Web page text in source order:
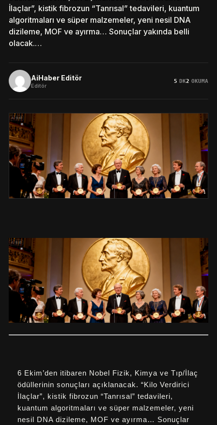
İlaçlar”, kistik fibrozun “Tanrısal” tedavileri, kuantum
algoritmaları ve süper malzemeler, yeni nesil DNA
dizileme, MOF ve ayırma… Sonuçlar yakında belli
olacak.…
AiHaber Editör
Editör
5 DK2 OKUMA
6 Ekim’den itibaren Nobel Fizik, Kimya ve Tıp/İlaç
ödüllerinin sonuçları açıklanacak. “Kilo Verdirici
İlaçlar”, kistik fibrozun “Tanrısal” tedavileri,
kuantum algoritmaları ve süper malzemeler, yeni
nesil DNA dizileme, MOF ve ayırma… Sonuçlar